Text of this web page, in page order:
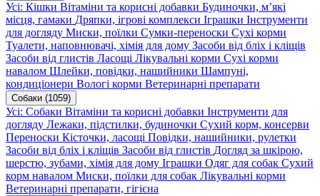
Усі: Кішки Вітаміни та корисні добавки Будиночки, м’які
місця, гамаки Дряпки, ігрові комплекси Іграшки Інструменти
для догляду Миски, поїлки Сумки-переноски Сухі корми
Туалети, наповнювачі, хімія для дому Засоби від бліх і кліщів
Засоби від глистів Ласощі Лікувальні корми Сухі корми
навалом Шлейки, повідки, нашийники Шампуні,
кондиціонери Вологі корми Ветеринарні препарати
Собаки (1059)
Усі: Собаки Вітаміни та корисні добавки Інструменти для
догляду Лежаки, підстилки, будиночки Сухий корм, консерви
Переноски Кісточки, ласощі Повідки, нашийники, рулетки
Засоби від бліх і кліщів Засоби від глистів Догляд за шкірою,
шерстю, зубами, хімія для дому Іграшки Одяг для собак Сухий
корм навалом Миски, поїлки для собак Лікувальні корми
Ветеринарні препарати, гігієна